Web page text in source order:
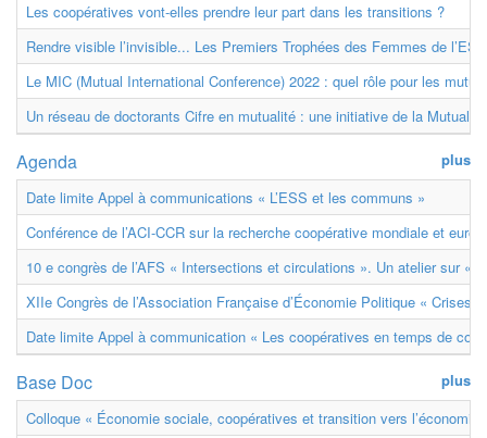
Les coopératives vont-elles prendre leur part dans les transitions ?
Rendre visible l’invisible... Les Premiers Trophées des Femmes de
Le MIC (Mutual International Conference) 2022 : quel rôle pour les
Un réseau de doctorants Cifre en mutualité : une initiative de la
plus
Agenda
Date limite Appel à communications « L’ESS et les communs »
Conférence de l’ACI-CCR sur la recherche coopérative mondiale et
10 e congrès de l’AFS « Intersections et circulations ». Un atelier sur «
XIIe Congrès de l’Association Française d’Économie Politique « Crises
Date limite Appel à communication « Les coopératives en temps de
plus
Base Doc
Colloque « Économie sociale, coopératives et transition vers